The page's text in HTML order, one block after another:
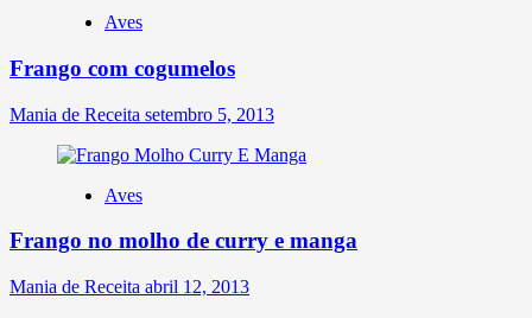
Aves
Frango com cogumelos
Mania de Receita setembro 5, 2013
Aves
Frango no molho de curry e manga
Mania de Receita abril 12, 2013